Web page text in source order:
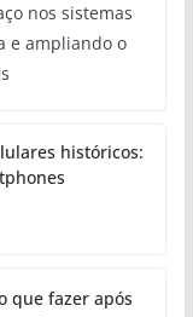
nos sistemas
e ampliando o
históricos:
que fazer após